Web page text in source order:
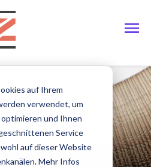
auf Ihrem
verwendet, um
und Ihnen
Service
auf dieser Website
Mehr Infos